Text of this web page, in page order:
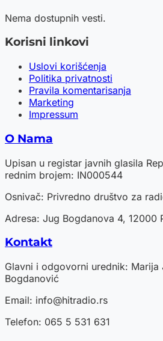
Nema dostupnih vesti.
Korisni linkovi
Uslovi korišćenja
Politika privatnosti
Pravila komentarisanja
Marketing
Impressum
O Nama
Upisan u registar javnih glasila
rednim brojem: IN000544
Osnivač: Privredno društvo za
Adresa: Jug Bogdanova 4, 12000
Kontakt
Glavni i odgovorni urednik: Marija
Bogdanović
Email: info@hitradio.rs
Telefon: 065 5 531 631